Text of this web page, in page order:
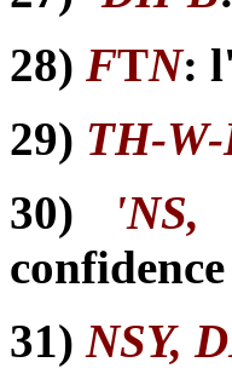
28) FTN:
29) TH-
30)
'NS,
31) NSY,